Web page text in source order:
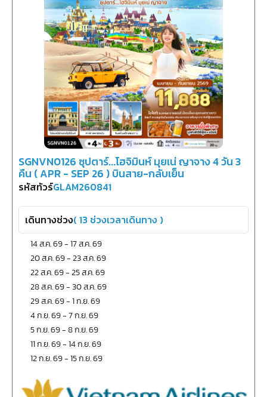
SGNVN0126 ซุปตาร์...โฮจิมินห์ มุยเน่ ญาจาง 4 วัน 3
คืน ( APR - SEP 26 ) บินสาย-กลับเย็น
รหัสทัวร์GLAM260841
เดินทางช่วง(13ช่วงเวลาเดินทาง )
14 ส.ค. 69-17 ส.ค. 69
20 ส.ค. 69-23 ส.ค. 69
22 ส.ค. 69-25 ส.ค. 69
28 ส.ค. 69-30 ส.ค. 69
29 ส.ค. 69-1 ก.ย. 69
4 ก.ย. 69-7 ก.ย. 69
5 ก.ย. 69-8 ก.ย. 69
11 ก.ย. 69-14 ก.ย. 69
12 ก.ย. 69-15 ก.ย. 69